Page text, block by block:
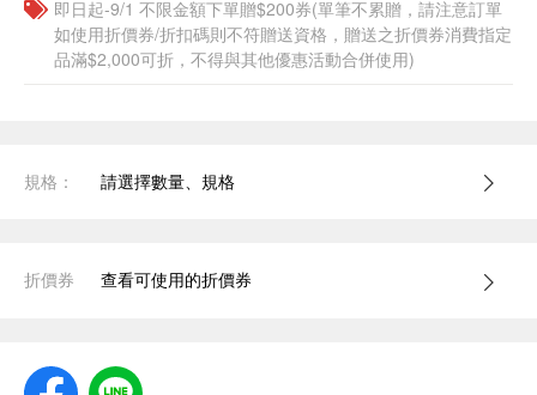
即日起-9/1 不限金額下單贈$200券(單筆不累贈，請注意訂單
如使用折價券/折扣碼則不符贈送資格，贈送之折價券消費指定
品滿$2,000可折，不得與其他優惠活動合併使用)
規格： 請選擇數量、規格
折價券 查看可使用的折價券